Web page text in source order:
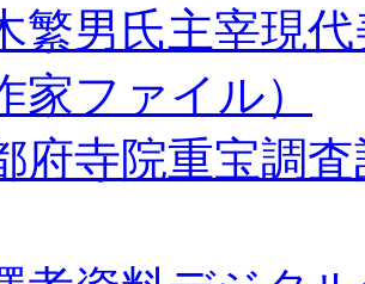
繁男氏主宰現
家ファイル）
府寺院重宝調